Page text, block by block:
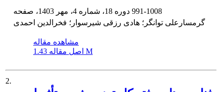
991-1008
گرمسارعلی توانگر؛ هادی رزقی شیرسوار؛ فخرالدین احمدی
مشاهده مقاله
اصل مقاله 1.43 M
2.